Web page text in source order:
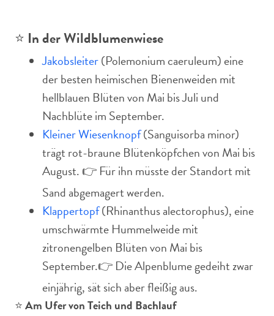
⭐️ In der Wildblumenwiese
Jakobsleiter(Polemonium caeruleum) eine
der besten heimischen Bienenweiden mit
hellblauen Blüten von Mai bis Juli und
Nachblüte im September.
Kleiner Wiesenknopf(Sanguisorba minor)
trägt rot-braune Blütenköpfchen von Mai bis
August. 👉 Für ihn müsste der Standort mit
Sand abgemagert werden.
Klappertopf(Rhinanthus alectorophus), eine
umschwärmte Hummelweide mit
zitronengelben Blüten von Mai bis
September.👉 Die Alpenblume gedeiht zwar
einjährig, sät sich aber fleißig aus.
⭐️Am Ufer von Teich und Bachlauf